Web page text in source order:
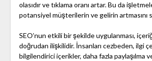
olasıdır ve tıklama oranı artar. Bu da
potansiyel müşterilerin ve gelirin artmasını
SEO’nun etkili bir şekilde uygulanması,
doğrudan ilişkilidir. İnsanları cezbeden, ilgi
bilgilendirici içerikler, daha fazla paylaşılma